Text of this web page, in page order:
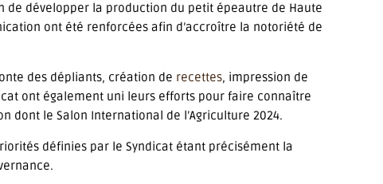
de développer la production du petit épeautre de Haute
ont été renforcées afin d’accroître la notoriété de
des dépliants, création de recettes, impression de
ont également uni leurs efforts pour faire connaître
dont le Salon International de l’Agriculture 2024.
définies par le Syndicat étant précisément la